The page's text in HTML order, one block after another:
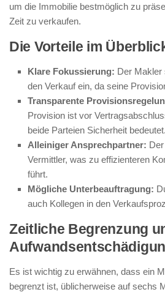
um die Immobilie bestmöglich zu
Zeit zu verkaufen.
Die Vorteile im
Klare Fokussierung: Der Makler
den Verkauf ein, da seine
Transparente
Provision ist vor
beide Parteien Sicherheit bedeutet.
Alleiniger Ansprechpartner:
Vermittler, was zu effizienteren
führt.
Mögliche Unterbeauftragung:
auch Kollegen in den
Zeitliche Begrenzung
Es ist wichtig zu erwähnen, dass ein
begrenzt ist, üblicherweise auf sechs